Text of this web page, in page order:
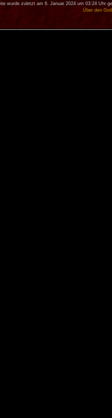
wurde zuletzt am 6. Januar 2024 um 03:24 Uhr
Über den